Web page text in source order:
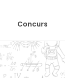
Concurs